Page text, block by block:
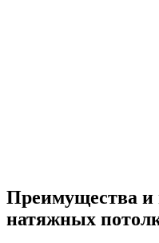
Преимущества и
натяжных